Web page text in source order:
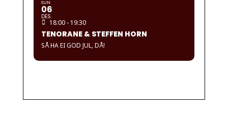
SUN
06
DES
18:00 - 19:30
TENORANE & STEFFEN HORN
SÅ HA EI GOD JUL, DÅ!